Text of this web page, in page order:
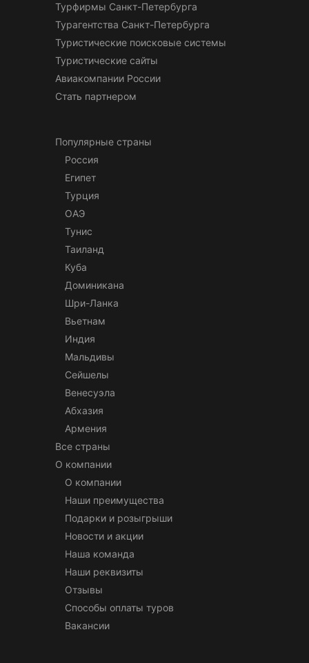
Турфирмы Санкт-Петербурга
Турагентства Санкт-Петербурга
Туристические поисковые системы
Туристические сайты
Авиакомпании России
Стать партнером
Популярные страны
Россия
Египет
Турция
ОАЭ
Тунис
Таиланд
Куба
Доминикана
Шри-Ланка
Вьетнам
Индия
Мальдивы
Сейшелы
Венесуэла
Абхазия
Армения
Все страны
О компании
О компании
Наши преимущества
Подарки и розыгрыши
Новости и акции
Наша команда
Наши реквизиты
Отзывы
Способы оплаты туров
Вакансии